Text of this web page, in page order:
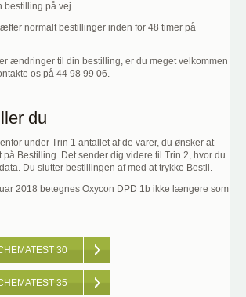
bestilling på vej.
normalt bestillinger inden for 48 timer på
ændringer til din bestilling, er du meget velkommen
os på 44 98 99 06.
du
under Trin 1 antallet af de varer, du ønsker at
Bestilling. Det sender dig videre til Trin 2, hvor du
Du slutter bestillingen af med at trykke Bestil.
2018 betegnes Oxycon DPD 1b ikke længere som
30
35